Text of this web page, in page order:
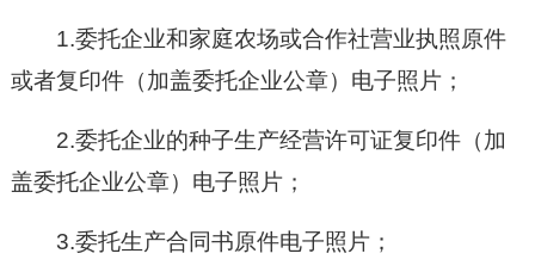
1.委托企业和家庭农场或合作社营业执照原件
或者复印件（加盖委托企业公章）电子照片；
2.委托企业的种子生产经营许可证复印件（加
盖委托企业公章）电子照片；
3.委托生产合同书原件电子照片；